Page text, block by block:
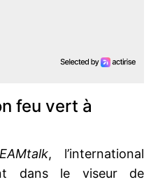
feu vert à
, l’international
dans le viseur de